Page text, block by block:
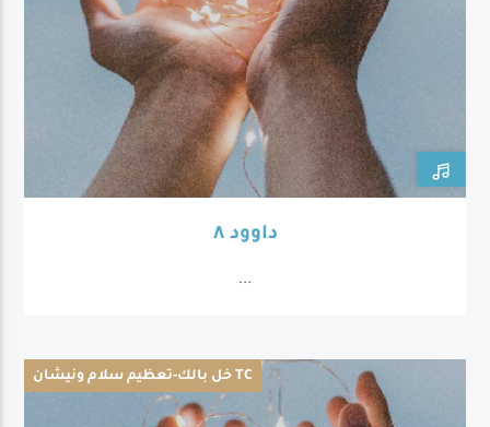
داوود ٨
...
خل بالك-تعظيم سلام ونيشان TC